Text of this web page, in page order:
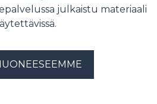
julkaistu materiaali